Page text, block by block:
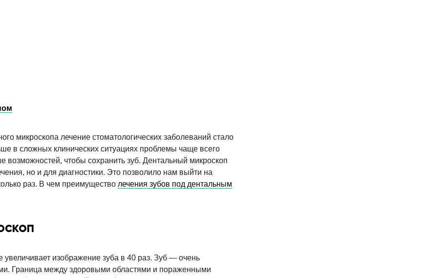
микроскопа лечение стоматологических заболеваний стало
в сложных клинических ситуациях проблемы чаще всего
возможностей, чтобы сохранить зуб. Дентальный микроскоп
но и для диагностики. Это позволило нам выйти на
раз. В чем преимущество лечения зубов под дентальным
изображение зуба в 40 раз. Зуб — очень
Граница между здоровыми областями и пораженными